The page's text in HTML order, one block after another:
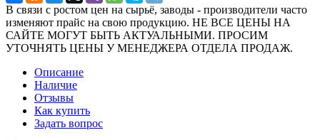
В связи с ростом цен на сырьё, заводы - производители часто
изменяют прайс на свою продукцию. НЕ ВСЕ ЦЕНЫ НА
САЙТЕ МОГУТ БЫТЬ АКТУАЛЬНЫМИ. ПРОСИМ
УТОЧНЯТЬ ЦЕНЫ У МЕНЕДЖЕРА ОТДЕЛА ПРОДАЖ.
Описание
Наличие
Отзывы
Как купить
Задать вопрос